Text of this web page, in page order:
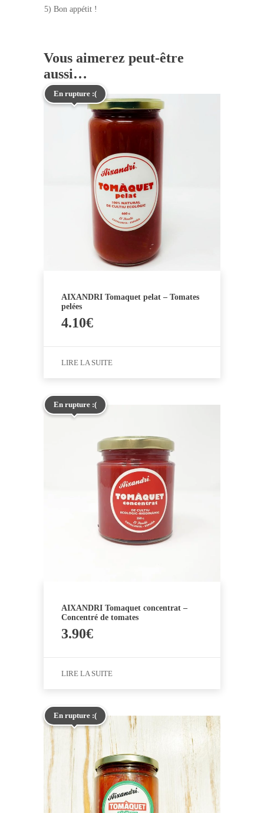
5) Bon appétit !
Vous aimerez peut-être
aussi…
En rupture :(
AIXANDRI Tomaquet pelat – Tomates
pelées
4.10€
LIRE LA SUITE
En rupture :(
AIXANDRI Tomaquet concentrat –
Concentré de tomates
3.90€
LIRE LA SUITE
En rupture :(